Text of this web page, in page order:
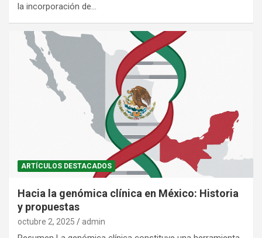
la incorporación de…
ARTÍCULOS DESTACADOS
Hacia la genómica clínica en México: Historia
y propuestas
octubre 2, 2025 admin